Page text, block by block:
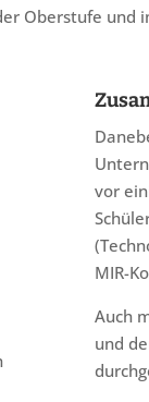
Oberstufe
vor
MIR-
Auch
und